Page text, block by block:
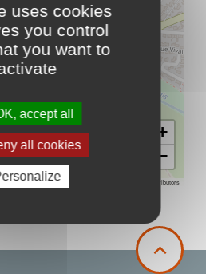
+
−
contributors
uses cookies
you control
you want to
accept all
all cookies